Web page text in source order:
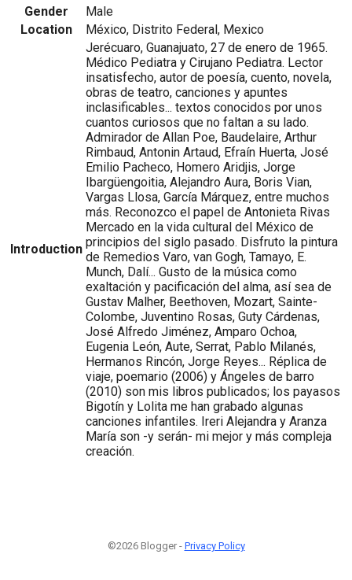
Gender
Male
Location
México, Distrito Federal, Mexico
Introduction
Jerécuaro, Guanajuato, 27 de enero de 1965.
Médico Pediatra y Cirujano Pediatra. Lector
insatisfecho, autor de poesía, cuento, novela,
obras de teatro, canciones y apuntes
inclasificables... textos conocidos por unos
cuantos curiosos que no faltan a su lado.
Admirador de Allan Poe, Baudelaire, Arthur
Rimbaud, Antonin Artaud, Efraín Huerta, José
Emilio Pacheco, Homero Aridjis, Jorge
Ibargüengoitia, Alejandro Aura, Boris Vian,
Vargas Llosa, García Márquez, entre muchos
más. Reconozco el papel de Antonieta Rivas
Mercado en la vida cultural del México de
principios del siglo pasado. Disfruto la pintura
de Remedios Varo, van Gogh, Tamayo, E.
Munch, Dalí... Gusto de la música como
exaltación y pacificación del alma, así sea de
Gustav Malher, Beethoven, Mozart, Sainte-
Colombe, Juventino Rosas, Guty Cárdenas,
José Alfredo Jiménez, Amparo Ochoa,
Eugenia León, Aute, Serrat, Pablo Milanés,
Hermanos Rincón, Jorge Reyes... Réplica de
viaje, poemario (2006) y Ángeles de barro
(2010) son mis libros publicados; los payasos
Bigotín y Lolita me han grabado algunas
canciones infantiles. Ireri Alejandra y Aranza
María son -y serán- mi mejor y más compleja
creación.
©2026 Blogger - Privacy Policy